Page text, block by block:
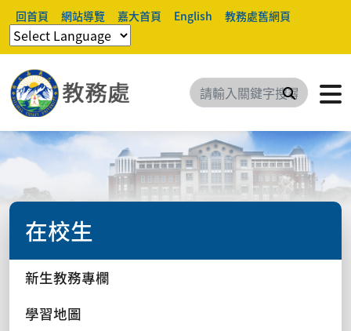
回首頁 網站導覽 嘉大首頁 English 教務處舊網頁
搜尋
在校生
新生教務專欄
學習地圖